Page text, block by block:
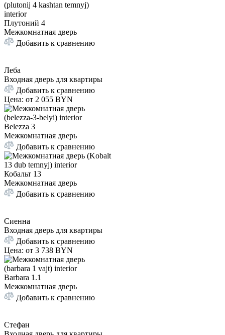
Плутоний 4
Межкомнатная дверь
Добавить к сравнению
Леба
Входная дверь для квартиры
Добавить к сравнению
Цена: от 2 055 BYN
Belezza 3
Межкомнатная дверь
Добавить к сравнению
Кобальт 13
Межкомнатная дверь
Добавить к сравнению
Сиенна
Входная дверь для квартиры
Добавить к сравнению
Цена: от 3 738 BYN
Barbara 1.1
Межкомнатная дверь
Добавить к сравнению
Стефан